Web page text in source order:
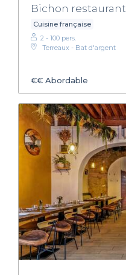
Bichon restaurant
Cuisine française
2 - 100 pers.
Terreaux - Bat d'argent
€€ Abordable